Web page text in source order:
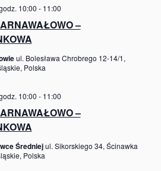
–
10:00 - 11:00
ul. Bolesława Chrobrego 12-14/1,
Polska
–
10:00 - 11:00
Średniejul. Sikorskiego 34, Ścinawka
Polska